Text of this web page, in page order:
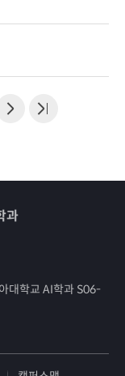
과
대학교 AI학과 S06-